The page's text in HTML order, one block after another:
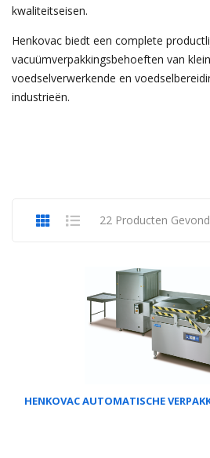
kwaliteitseisen.
Henkovac biedt een complete
vacuümverpakkingsbehoeften van
voedselverwerkende en
industrieën.
22 Producten
HENKOVAC AUTOMATISCHE